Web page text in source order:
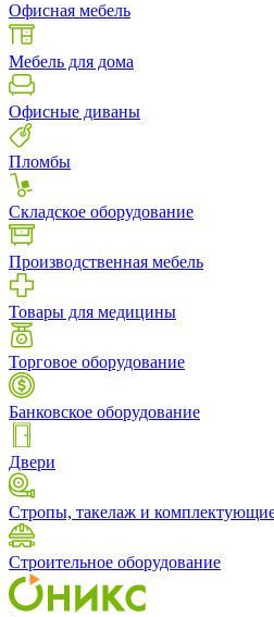
Офисная мебель
Мебель для дома
Офисные диваны
Пломбы
Складское оборудование
Производственная мебель
Товары для медицины
Торговое оборудование
Банковское оборудование
Двери
Стропы, такелаж и
Строительное оборудование